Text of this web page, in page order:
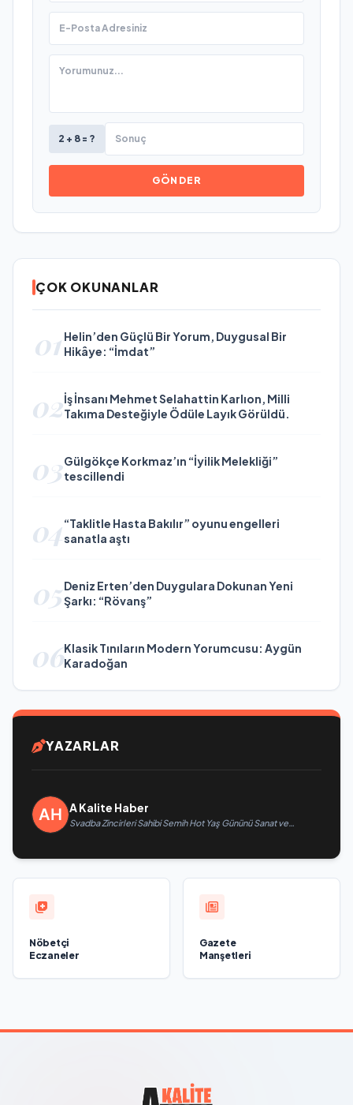
2 + 8 = ?
GÖNDER
ÇOK OKUNANLAR
01 Helin’den Güçlü Bir Yorum, Duygusal Bir
Hikâye: “İmdat”
02İş İnsanı Mehmet Selahattin Karlıon, Milli
Takıma Desteğiyle Ödüle Layık Görüldü.
03Gülgökçe Korkmaz’ın “İyilik Melekliği”
tescillendi
04“Taklitle Hasta Bakılır” oyunu engelleri
sanatla aştı
05Deniz Erten’den Duygulara Dokunan Yeni
Şarkı: “Rövanş”
06Klasik Tınıların Modern Yorumcusu: Aygün
Karadoğan
YAZARLAR
A Kalite Haber
Svadba Zincirleri Sahibi Semih Hot Yaş Gününü Sanat ve
Nöbetçi
Eczaneler
Gazete
Manşetleri